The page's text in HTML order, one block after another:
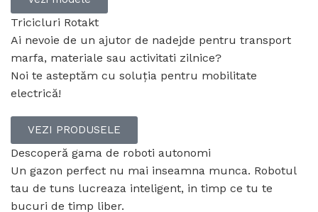
Tricicluri Rotakt
Ai nevoie de un ajutor de nadejde pentru transport
marfa, materiale sau activitati zilnice?
Noi te asteptăm cu soluția pentru mobilitate
electrică!
VEZI PRODUSELE
Descoperă gama de roboti autonomi
Un gazon perfect nu mai inseamna munca. Robotul
tau de tuns lucreaza inteligent, in timp ce tu te
bucuri de timp liber.